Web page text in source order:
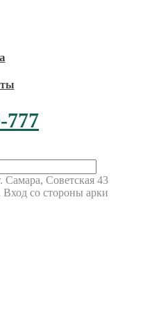
777
Самара, Советская 43
со стороны арки